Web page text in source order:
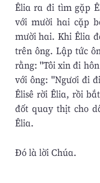
Êlia ra đi tìm gặp
với mười hai cặp
mười hai. Khi Êlia
trên ông. Lập tức
rằng: "Tôi xin đi
với ông: "Ngươi đi
Êlisê rời Êlia, rồi
đốt quay thịt cho
Êlia.
Ðó là lời Chúa.